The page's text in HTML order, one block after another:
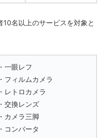
10名以上のサービスを対象と
・一眼レフ
・フィルムカメラ
・レトロカメラ
・交換レンズ
・カメラ三脚
・コンバータ